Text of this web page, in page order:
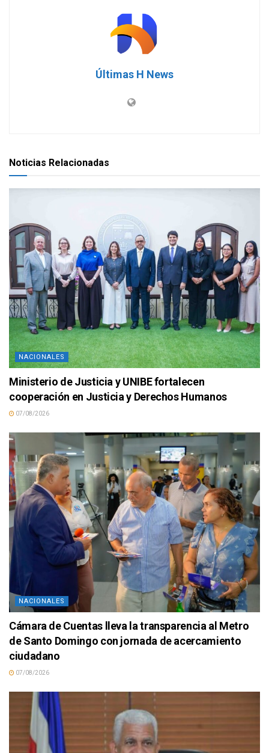
Últimas H News
Noticias Relacionadas
NACIONALES
Ministerio de Justicia y UNIBE fortalecen
cooperación en Justicia y Derechos Humanos
07/08/2026
NACIONALES
Cámara de Cuentas lleva la transparencia al Metro
de Santo Domingo con jornada de acercamiento
ciudadano
07/08/2026